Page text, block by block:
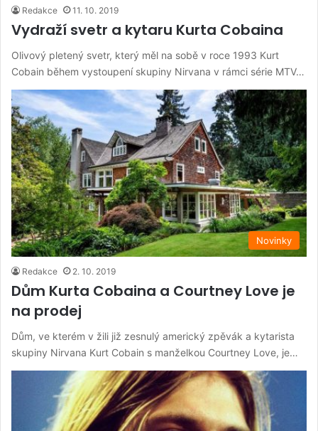
Redakce 11. 10. 2019
Vydraží svetr a kytaru Kurta Cobaina
Olivový pletený svetr, který měl na sobě v roce 1993 Kurt
Cobain během vystoupení skupiny Nirvana v rámci série MTV…
Novinky
Redakce 2. 10. 2019
Dům Kurta Cobaina a Courtney Love je
na prodej
Dům, ve kterém v žili již zesnulý americký zpěvák a kytarista
skupiny Nirvana Kurt Cobain s manželkou Courtney Love, je…